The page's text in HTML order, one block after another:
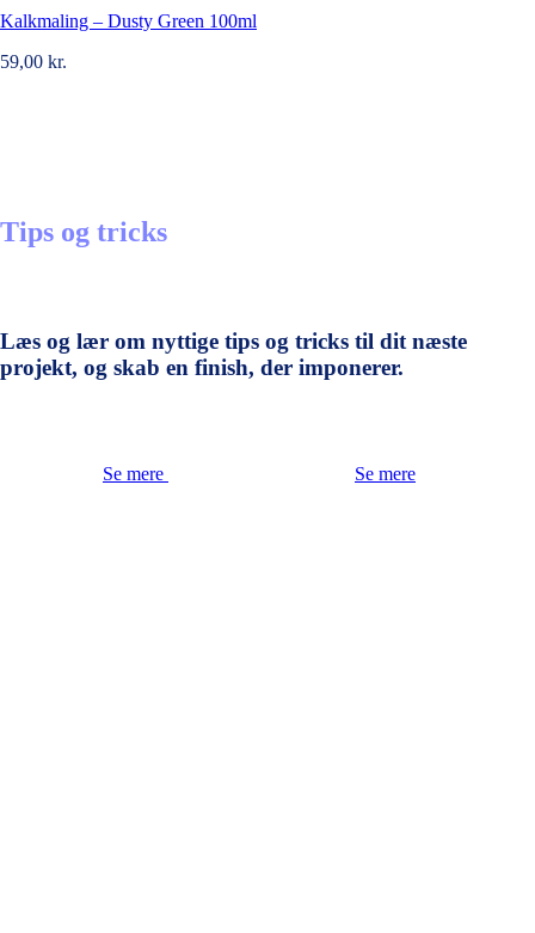
Kalkmaling – Dusty Green 100ml
59,00 kr.
Tips og tricks
Læs og lær om nyttige tips og tricks til dit næste
projekt, og skab en finish, der imponerer.
Se mere Se mere